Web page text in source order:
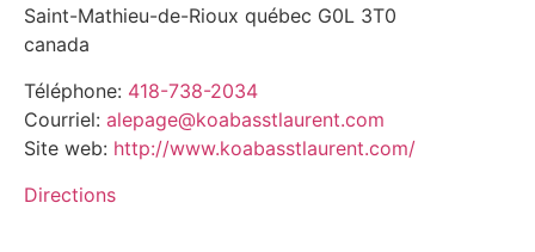
Saint-Mathieu-de-Rioux québec G0L 3T0
canada
Téléphone: 418-738-2034
Courriel: alepage@koabasstlaurent.com
Site web: http://www.koabasstlaurent.com/
Directions